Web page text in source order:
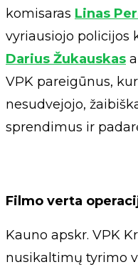
komisaras Linas
vyriausiojo policijos
Darius Žukauskas
VPK pareigūnus,
nesudvejojo,
sprendimus ir
Filmo verta
Kauno apskr. VPK
nusikaltimų tyrimo